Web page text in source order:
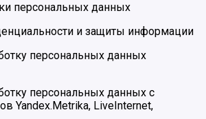
персональных данных
и защиты информации
персональных данных
персональных данных с
Yandex.Metrika, LiveInternet,